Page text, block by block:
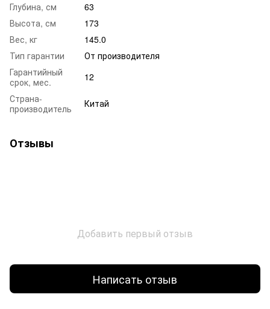
Глубина, см
63
Высота, см
173
Вес, кг
145.0
Тип гарантии
От производителя
Гарантийный
срок, мес.
12
Страна-
производитель
Китай
Отзывы
Добавить первый отзыв
Написать отзыв